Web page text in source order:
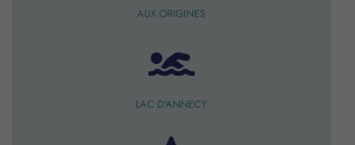
AUX ORIGINES
LAC D'ANNECY